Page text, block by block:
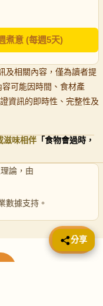
煮意 (每週5天)
及相關內容，僅為讀者提
可能因時間、食材產
資訊的即時性、完整性及
滋味相伴 「食物會過時，
論，由
數據支持。
📤 分享
分享